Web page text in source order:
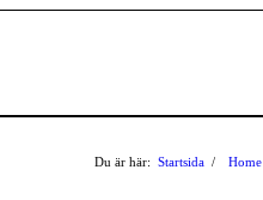
Du är här: Startsida / Home